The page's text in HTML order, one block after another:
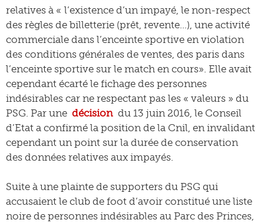
relatives à « l’existence d’un impayé, le non-respect
des règles de billetterie (prêt, revente…), une activité
commerciale dans l’enceinte sportive en violation
des conditions générales de ventes, des paris dans
l’enceinte sportive sur le match en cours». Elle avait
cependant écarté le fichage des personnes
indésirables car ne respectant pas les « valeurs » du
PSG. Par une décision du 13 juin 2016, le Conseil
d’Etat a confirmé la position de la Cnil, en invalidant
cependant un point sur la durée de conservation
des données relatives aux impayés.
Suite à une plainte de supporters du PSG qui
accusaient le club de foot d’avoir constitué une liste
noire de personnes indésirables au Parc des Princes,